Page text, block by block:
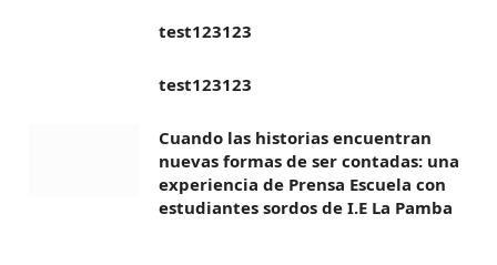
test123123
test123123
Cuando las historias encuentran
nuevas formas de ser contadas: una
experiencia de Prensa Escuela con
estudiantes sordos de I.E La Pamba